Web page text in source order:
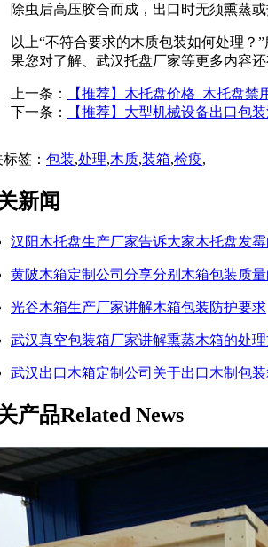
除虫后高压胶合而成，出口时无须熏蒸或
以上“不符合要求的木质包装如何处理？
果您对了解、武汉托盘厂家等更多内容
上一条：
【推荐】木托盘价格_木托盘禁
下一条：
【推荐】大型机械设备出口包
签： 包装,处理,木质,装箱,检疫,
新闻
汉阳木托盘生产厂家告诉大家木托盘发
黄陂木箱定制公司分享分别木箱包装质
光谷木箱生产厂家讲解木箱包装防护要求
武汉真空包装箱厂家讲解熏蒸木箱的处
武汉出口木箱定制公司关于出口木制包
产品Related News